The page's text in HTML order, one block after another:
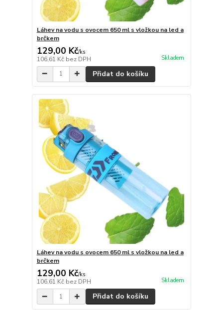
Láhev na vodu s ovocem 650 ml s vložkou na led a
brčkem
129,00 Kč/ks
106,61 Kč bez DPH Skladem
Přidat do košíku
Láhev na vodu s ovocem 650 ml s vložkou na led a
brčkem
129,00 Kč/ks
106,61 Kč bez DPH Skladem
Přidat do košíku